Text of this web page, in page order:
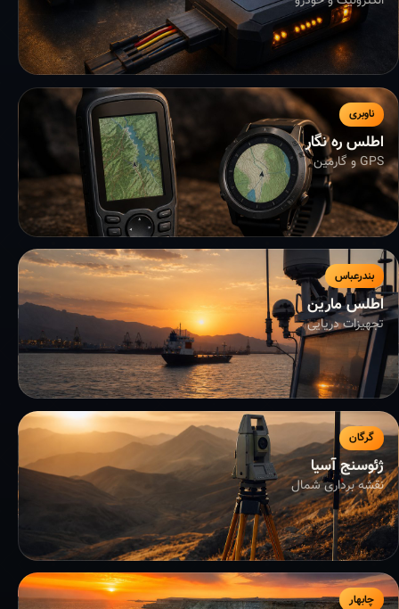
ناوبری
اطلس ره نگار
GPS و گارمین
بندرعباس
اطلس مارین
تجهیزات دریایی
گرگان
ژئوسنج آسیا
نقشه برداری شمال
چابهار